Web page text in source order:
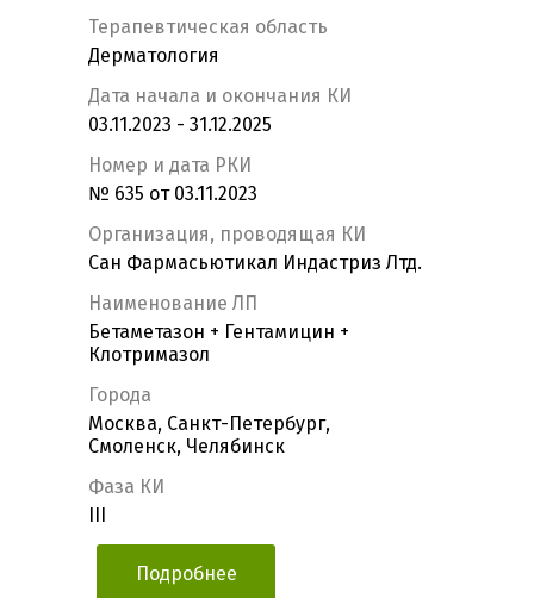
Терапевтическая область
Дерматология
Дата начала и окончания КИ
03.11.2023 - 31.12.2025
Номер и дата РКИ
№ 635 от 03.11.2023
Организация, проводящая КИ
Сан Фармасьютикал Индастриз Лтд.
Наименование ЛП
Бетаметазон + Гентамицин +
Клотримазол
Города
Москва, Санкт-Петербург,
Смоленск, Челябинск
Фаза КИ
Подробнее